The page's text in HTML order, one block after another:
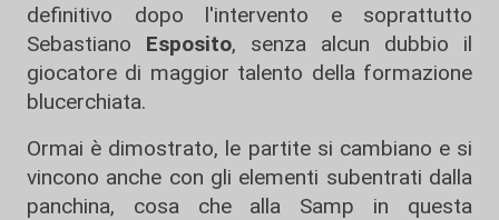
definitivo dopo l'intervento e soprattutto
Sebastiano Esposito, senza alcun dubbio il
giocatore di maggior talento della formazione
blucerchiata.
Ormai è dimostrato, le partite si cambiano e si
vincono anche con gli elementi subentrati dalla
panchina, cosa che alla Samp in questa